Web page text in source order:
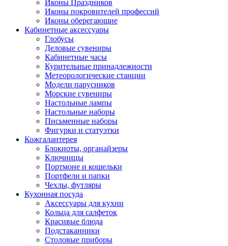
Иконы Праздников
Иконы покровителей профессий
Иконы оберегающие
Кабинетные аксессуары
Глобусы
Деловые сувениры
Кабинетные часы
Курительные принадлежности
Метеорологические станции
Модели парусников
Морские сувениры
Настольные лампы
Настольные наборы
Письменные наборы
Фигурки и статуэтки
Кожгалантерея
Блокноты, органайзеры
Ключницы
Портмоне и кошельки
Портфели и папки
Чехлы, футляры
Кухонная посуда
Аксессуары для кухни
Кольца для салфеток
Красивые блюда
Подстаканники
Столовые приборы